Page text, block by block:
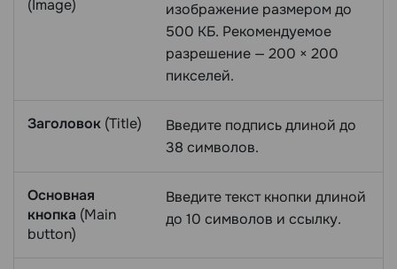
(Image)
изображение размером до
500 КБ. Рекомендуемое
разрешение — 200 × 200
пикселей.
Заголовок (Title)
Введите подпись длиной до
38 символов.
Основная
кнопка (Main
button)
Введите текст кнопки длиной
до 10 символов и ссылку.